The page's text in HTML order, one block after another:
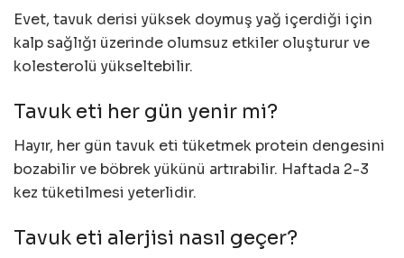
Evet, tavuk derisi yüksek doymuş yağ içerdiği için
kalp sağlığı üzerinde olumsuz etkiler oluşturur ve
kolesterolü yükseltebilir.
Tavuk eti her gün yenir mi?
Hayır, her gün tavuk eti tüketmek protein dengesini
bozabilir ve böbrek yükünü artırabilir. Haftada 2-3
kez tüketilmesi yeterlidir.
Tavuk eti alerjisi nasıl geçer?